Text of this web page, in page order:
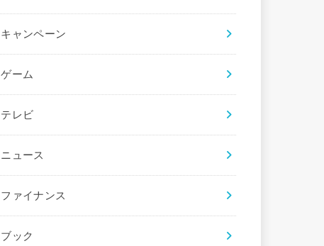
キャンペーン
ゲーム
テレビ
ニュース
ファイナンス
ブック